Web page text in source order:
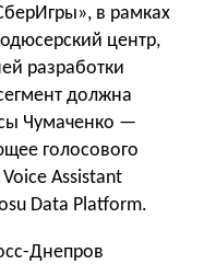
в рамках
центр,
разработки
должна
Чумаченко —
голосового
Assistant
Data Platform.
Днепров